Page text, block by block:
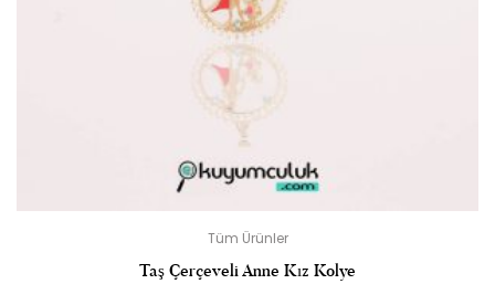
Tüm Ürünler
Taş Çerçeveli Anne Kız Kolye